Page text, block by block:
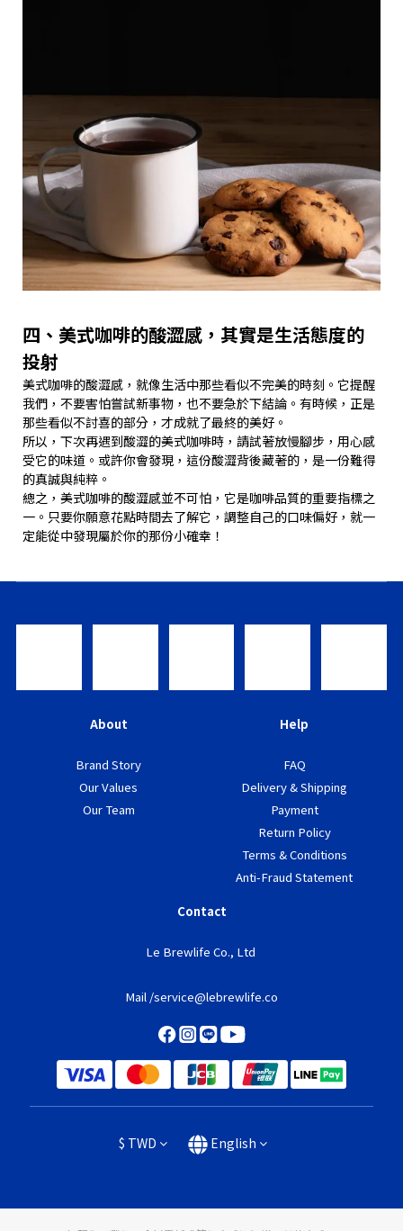
四、美式咖啡的酸澀感，其實是生活態度的
投射
美式咖啡的酸澀感，就像生活中那些看似不完美的時刻。它提醒
我們，不要害怕嘗試新事物，也不要急於下結論。有時候，正是
那些看似不討喜的部分，才成就了最終的美好。
所以，下次再遇到酸澀的美式咖啡時，請試著放慢腳步，用心感
受它的味道。或許你會發現，這份酸澀背後藏著的，是一份難得
的真誠與純粹。
總之，美式咖啡的酸澀感並不可怕，它是咖啡品質的重要指標之
一。只要你願意花點時間去了解它，調整自己的口味偏好，就一
定能從中發現屬於你的那份小確幸！
About
Brand Story
Our Values
Our Team
Help
FAQ
Delivery & Shipping
Payment
Return Policy
Terms & Conditions
Anti-Fraud Statement
Contact
Le Brewlife Co., Ltd
Mail /service@lebrewlife.co
$ TWD English